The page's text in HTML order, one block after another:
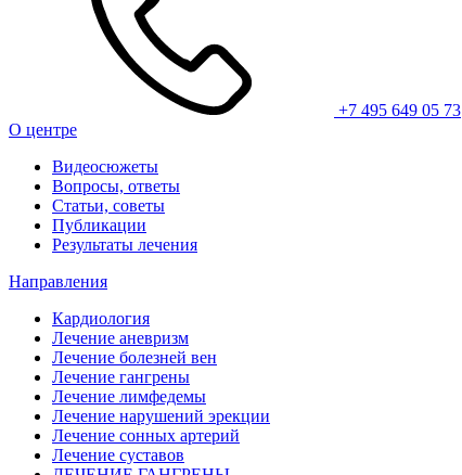
+7 495 649 05 73
О центре
Видеосюжеты
Вопросы, ответы
Статьи, советы
Публикации
Результаты лечения
Направления
Кардиология
Лечение аневризм
Лечение болезней вен
Лечение гангрены
Лечение лимфедемы
Лечение нарушений эрекции
Лечение сонных артерий
Лечение суставов